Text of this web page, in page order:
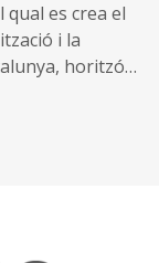
qual es crea el
i la
horitzó